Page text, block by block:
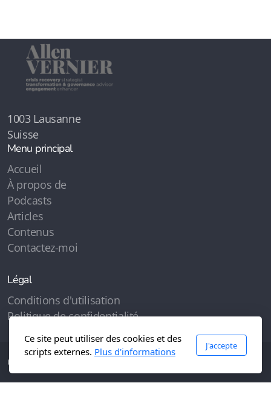
1003 Lausanne
Suisse
Menu principal
Accueil
À propos de
Podcasts
Articles
Contenus
Contactez-moi
Légal
Conditions d'utilisation
Politique de confidentialité
Copyright, tous droits réservés
Ce site peut utiliser des cookies et des
scripts externes. Plus d'informations
J'accepte